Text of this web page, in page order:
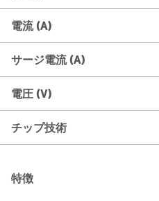
電流 (A)
サージ電流 (A)
電圧 (V)
チップ技術
特徴